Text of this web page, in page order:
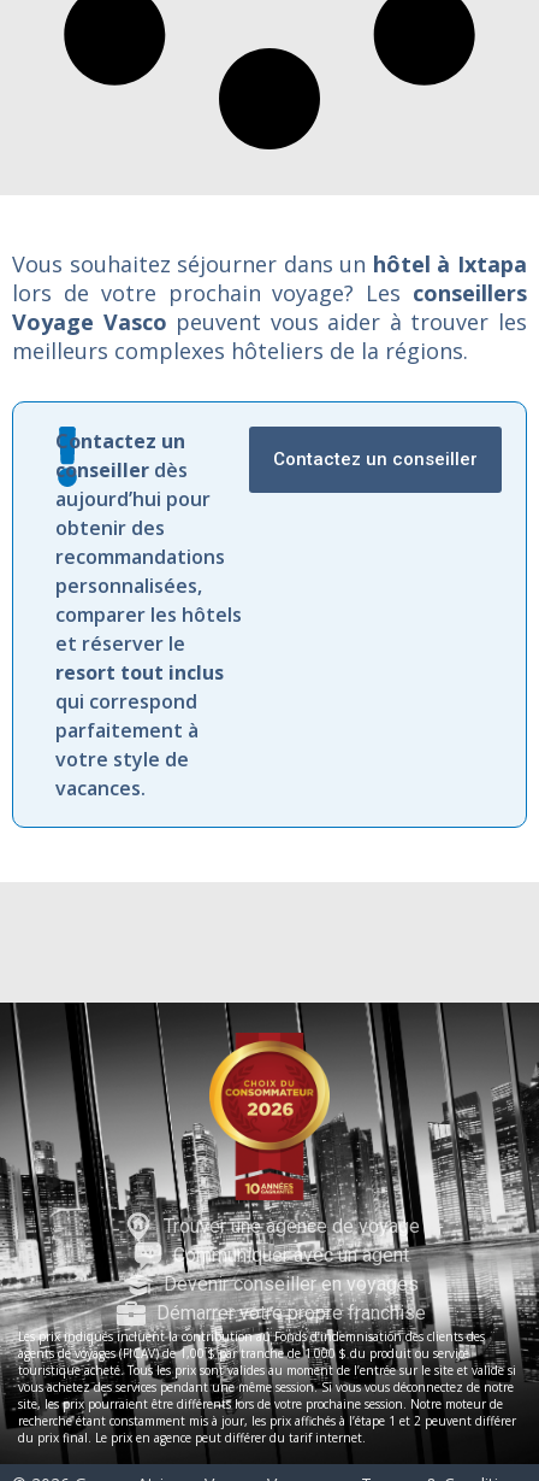
Vous souhaitez séjourner dans un hôtel à Ixtapa
lors de votre prochain voyage? Les conseillers
Voyage Vasco peuvent vous aider à trouver les
meilleurs complexes hôteliers de la régions.
Contactez un
conseiller dès
aujourd’hui pour
obtenir des
recommandations
personnalisées,
comparer les hôtels
et réserver le
resort tout inclus
qui correspond
parfaitement à
votre style de
vacances.
Contactez un conseiller
Trouver une agence de voyage
Communiquer avec un agent
Devenir conseiller en voyages
Démarrer votre propre franchise
Les prix indiqués incluent la contribution au Fonds d’indemnisation des clients des
agents de voyages (FICAV) de 1,00 $ par tranche de 1 000 $ du produit ou service
touristique acheté. Tous les prix sont valides au moment de l’entrée sur le site et valide si
vous achetez des services pendant une même session. Si vous vous déconnectez de notre
site, les prix pourraient être différents lors de votre prochaine session. Notre moteur de
recherche étant constamment mis à jour, les prix affichés à l’étape 1 et 2 peuvent différer
du prix final. Le prix en agence peut différer du tarif internet.